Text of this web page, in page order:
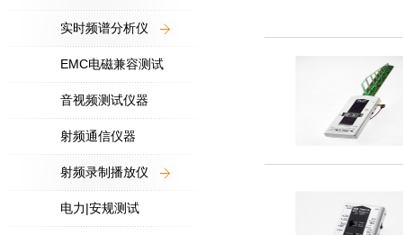
实时频谱分析仪
EMC电磁兼容测试
音视频测试仪器
射频通信仪器
射频录制播放仪
电力|安规测试